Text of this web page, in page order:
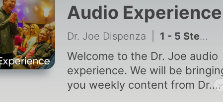
Audio Experience
Dr. Joe Dispenza 1 - 5 Steps to Change Your Life
Welcome to the Dr. Joe audio
experience. We will be bringing
you weekly content from Dr.
Joe. This will range from